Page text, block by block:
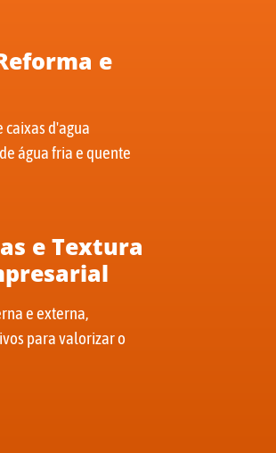
e
caixas d'agua
água fria e quente
e Textura
e externa,
para valorizar o